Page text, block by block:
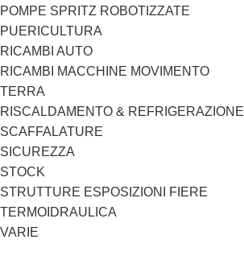
POMPE SPRITZ ROBOTIZZATE
PUERICULTURA
RICAMBI AUTO
RICAMBI MACCHINE MOVIMENTO
TERRA
RISCALDAMENTO & REFRIGERAZIONE
SCAFFALATURE
SICUREZZA
STOCK
STRUTTURE ESPOSIZIONI FIERE
TERMOIDRAULICA
VARIE